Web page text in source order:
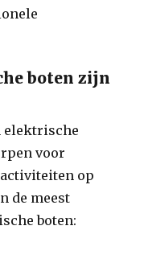
boten zijn
elektrische
voor
op
de meest
boten: